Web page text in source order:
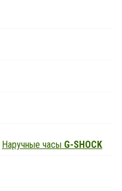
Наручные часы G-SHOCK